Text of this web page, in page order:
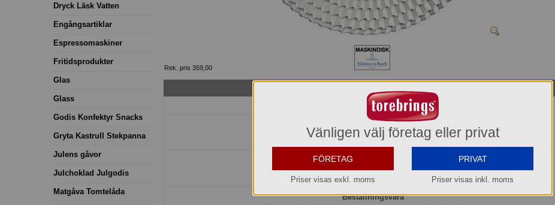
Dryck Läsk Vatten
Engångsartiklar
Espressomaskiner
Fritidsprodukter
Glas
Glass
Godis Konfektyr Snacks
Gryta Kastrull Stekpanna
Julens gåvor
Julchoklad Julgodis
Matgåva Tomtelåda
Rek. pris 359,00
Tallrik flat 32 cm Klar Boston Villeroy & Boch
1172990794
266,70 kr
Del av förpackning = 1 st
533,40 kr
Hel förpackning =
Beställningsvara
Vänligen välj företag eller privat
FÖRETAG
Priser visas exkl. moms
PRIVAT
Priser visas inkl. moms